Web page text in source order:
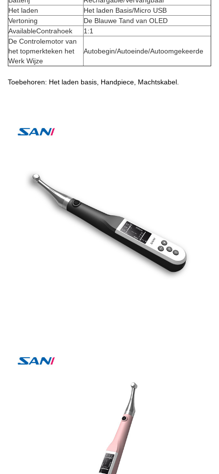
Het laden
Het laden Basis/Micro USB
Vertoning
De Blauwe Tand van OLED
AvailableContrahoek
1:1
De Controlemotor van
het topmerkteken het
Werk Wijze
Autobegin/Autoeinde/Autoomgekeerde
Toebehoren: Het laden basis, Handpiece, Machtskabel.